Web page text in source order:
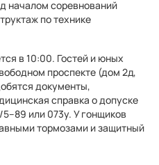
началом соревнований
по технике
в 10:00. Гостей и юных
проспекте (дом 2д,
документы,
справка о допуске
или 073у. У гонщиков
тормозами и защитный